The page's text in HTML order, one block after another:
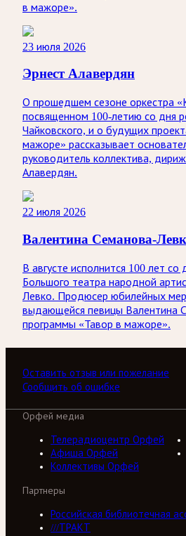
в мажоре».
23 июля 2026
Эрнест Алавердян
О прошедшем сезоне оркестра
посвященном 100-летию со дня
Чайковского, и о будущих
мажоре» рассказывает
руководитель коллектива,
Алавердян.
22 июля 2026
Валентина Семанова-
В августе исполнится 100 лет
Большого театра народной
Левко. Продюсер юбилейных
выдающейся певицы Валентина
программы «Тавор в мажоре».
Оставить отзыв или пожелание
Сообщить об ошибке
Орфей медиа
Телерадиоцентр Орфей
Афиша Орфей
Коллективы Орфей
Партнеры
Российская библиотечная
///ТРАКТ